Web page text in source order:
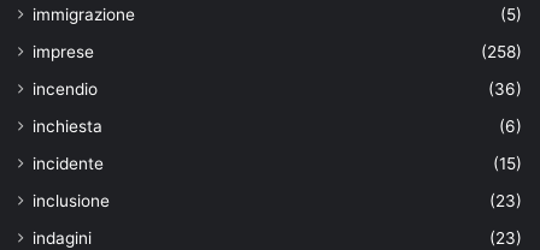
immigrazione
(5)
imprese
(258)
incendio
(36)
inchiesta
(6)
incidente
(15)
inclusione
(23)
indagini
(23)